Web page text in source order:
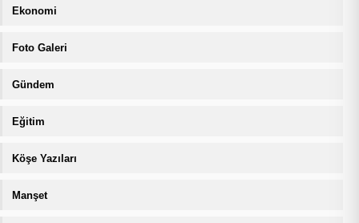
Ekonomi
Foto Galeri
Gündem
Eğitim
Köşe Yazıları
Manşet